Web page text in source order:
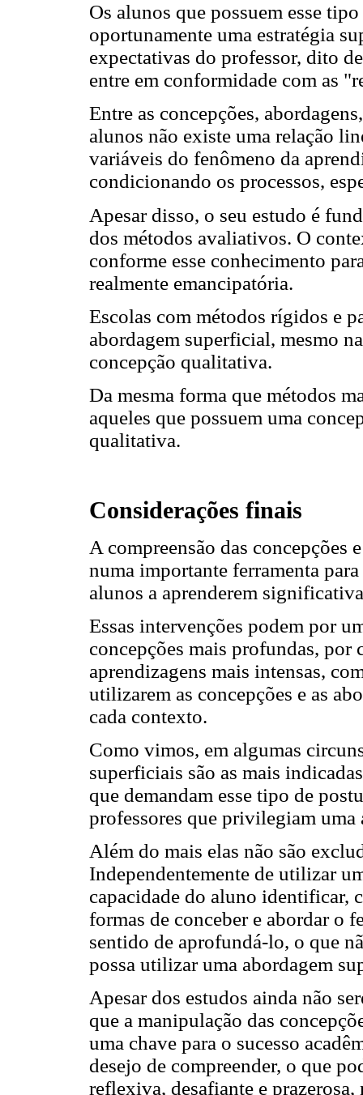
Os alunos que possuem esse
oportunamente uma estratégia
expectativas do professor, dito
entre em conformidade com as
Entre as concepções,
alunos não existe uma relação
variáveis do fenômeno da
condicionando os processos,
Apesar disso, o seu estudo é
dos métodos avaliativos. O
conforme esse conhecimento
realmente emancipatória.
Escolas com métodos rígidos e
abordagem superficial, mesmo
concepção qualitativa.
Da mesma forma que métodos
aqueles que possuem uma
qualitativa.
Considerações finais
A compreensão das concepções
numa importante ferramenta
alunos a aprenderem
Essas intervenções podem por
concepções mais profundas, por
aprendizagens mais intensas,
utilizarem as concepções e as
cada contexto.
Como vimos, em algumas
superficiais são as mais
que demandam esse tipo de
professores que privilegiam uma
Além do mais elas não são
Independentemente de utilizar
capacidade do aluno identificar,
formas de conceber e abordar o
sentido de aprofundá-lo, o que
possa utilizar uma abordagem
Apesar dos estudos ainda não
que a manipulação das
uma chave para o sucesso
desejo de compreender, o que
reflexiva, desafiante e